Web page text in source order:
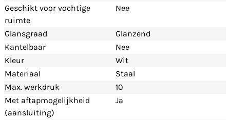
Geschikt voor vochtige
ruimte
Nee
Glansgraad
Glanzend
Kantelbaar
Nee
Kleur
Wit
Materiaal
Staal
Max. werkdruk
10
Met aftapmogelijkheid
(aansluiting)
Ja